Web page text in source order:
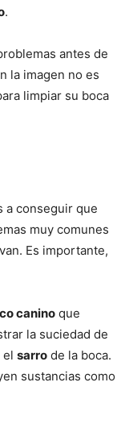
.
antes de
la imagen no es
limpiar su boca
a conseguir que
muy comunes
Es importante,
canino que
la suciedad de
el sarro de la boca.
sustancias como